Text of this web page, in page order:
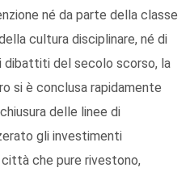
né da parte della classe
cultura disciplinare, né di
dibattiti del secolo scorso, la
si è conclusa rapidamente
delle linee di
gli investimenti
che pure rivestono,